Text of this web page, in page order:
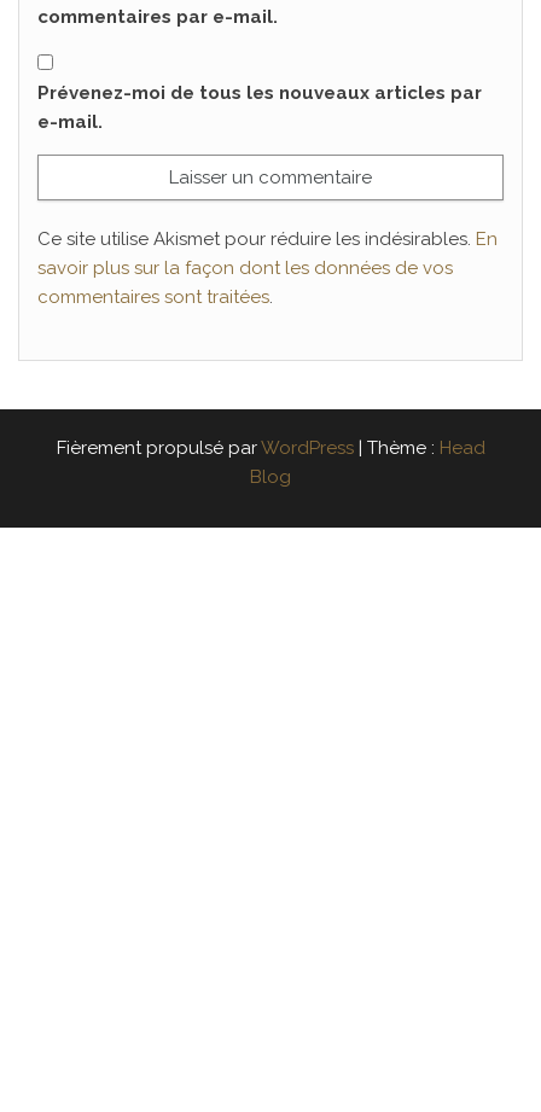
commentaires par e-mail.
Prévenez-moi de tous les nouveaux articles par
e-mail.
Ce site utilise Akismet pour réduire les indésirables. En
savoir plus sur la façon dont les données de vos
commentaires sont traitées.
Fièrement propulsé parWordPress | Thème : Head
Blog